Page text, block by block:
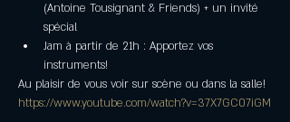
(Antoine Tousignant & Friends) + un invité
spécial
Jam à partir de 21h : Apportez vos
instruments!
Au plaisir de vous voir sur scène ou dans la salle!
https://www.youtube.com/watch?v=37X7GC07iGM